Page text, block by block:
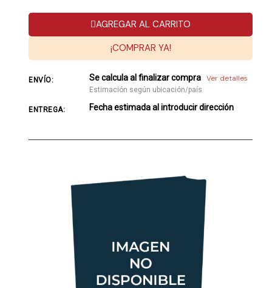
AGREGAR AL CARRITO
¡COMPRAR YA!
ENVÍO: Se calcula al finalizar compra Ver detalles
Estimación según ubicación/país
ENTREGA: Fecha estimada al introducir dirección